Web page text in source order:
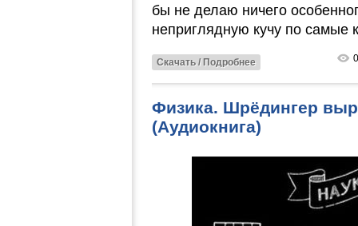
бы не делаю ничего
неприглядную кучу по самые
Скачать / Подробнее 0
Физика. Шрёдингер
(Аудиокнига)